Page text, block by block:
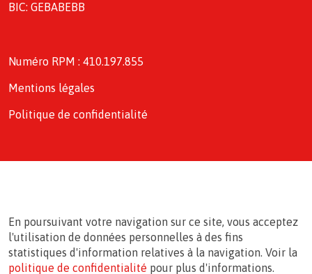
BIC: GEBABEBB
Numéro RPM : 410.197.855
Mentions légales
Politique de confidentialité
En poursuivant votre navigation sur ce site, vous acceptez
l'utilisation de données personnelles à des fins
statistiques d'information relatives à la navigation. Voir la
politique de confidentialité pour plus d'informations.